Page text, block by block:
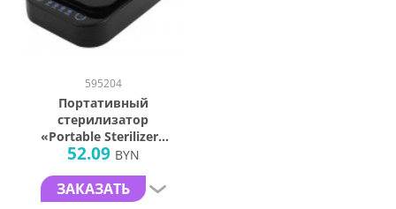
595204
Портативный
стерилизатор
«Portable Sterilizer»
с функцией
зарядки
52.09 BYN
ЗАКАЗАТЬ